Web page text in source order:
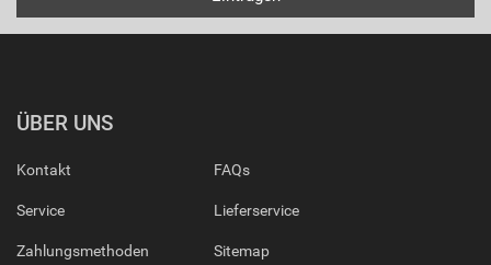
ÜBER UNS
Kontakt
Service
Zahlungsmethoden
FAQs
Lieferservice
Sitemap